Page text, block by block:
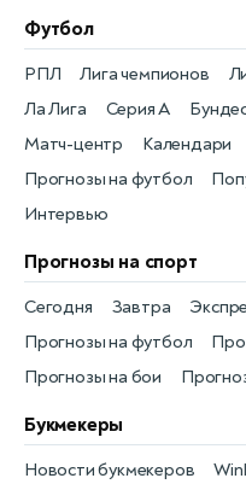
Футбол
РПЛ
Матч-центр
Лига чемпионов
Календари
Прогнозы на футбол
Ла Лига Серия А
Интервью
Прогнозы на спорт
Прогнозы на футбол
Сегодня
Завтра
Прогнозы на бои
Букмекеры
Новости букмекеров